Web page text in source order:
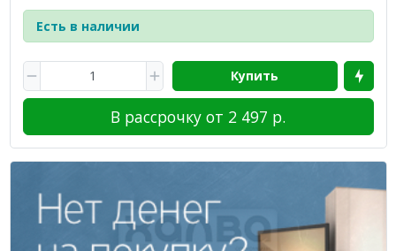
Есть в наличии
Купить
В рассрочку от 2 497 р.